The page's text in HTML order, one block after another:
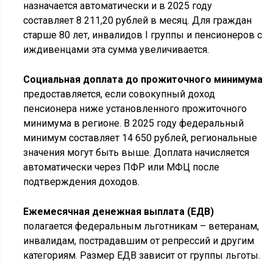
назначается автоматически и в 2025 году
составляет 8 211,20 рублей в месяц. Для граждан
старше 80 лет, инвалидов I группы и пенсионеров с
иждивенцами эта сумма увеличивается.
Социальная доплата до прожиточного минимума
предоставляется, если совокупный доход
пенсионера ниже установленного прожиточного
минимума в регионе. В 2025 году федеральный
минимум составляет 14 650 рублей, региональные
значения могут быть выше. Доплата начисляется
автоматически через ПФР или МФЦ после
подтверждения доходов.
Ежемесячная денежная выплата (ЕДВ)
полагается федеральным льготникам – ветеранам,
инвалидам, пострадавшим от репрессий и другим
категориям. Размер ЕДВ зависит от группы льготы.